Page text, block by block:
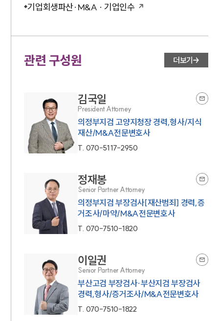
기업회생파산·M&A · 기업인수
관련 구성원 더보기
김국일
President Attorney
의정부지검 고양지청장 경력,형사/지식
재산/M&A전문변호사
T. 070-5117-2950
정재봉
Senior Partner Attorney
의정부지검 부장검사[재산범죄] 경력,증
거조사/마약/M&A전문변호사
T. 070-7510-1820
이일권
Senior Partner Attorney
부산고검 부장검사·부산지검 부장검사
경력,형사/증거조사/M&A전문변호사
T. 070-7510-1822